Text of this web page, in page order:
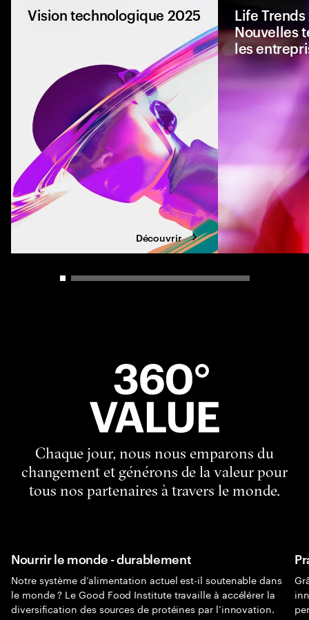
Vision technologique 2025
Que se passe-t-il
manière
confiance est de
obtenir ?
Découvrir
Life
Nouvelles
les
Carousel slider control
Chaque jour, nous nous emparons du
changement et générons de la valeur pour
tous nos partenaires à travers le monde.
Nourrir le monde - durablement
Notre système d’alimentation actuel est-il soutenable dans
le monde ? Le Good Food Institute travaille à accélérer la
diversification des sources de protéines par l’innovation.